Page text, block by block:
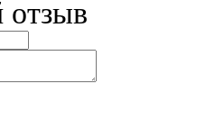
отзыв